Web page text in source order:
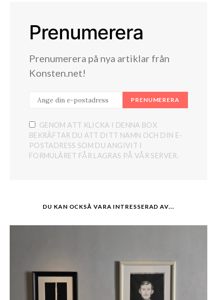
Prenumerera
Prenumerera på nya artiklar från
Konsten.net!
PRENUMERERA
GENOM ATT KLICKA I DENNA BOX
BEKRÄFTAR DU ATT DITT NAMN OCH DIN E-
POSTADRESS SOM DU ANGIVIT I
FORMULÄRET FÅR LAGRAS PÅ VÅR SERVER.
DU KAN OCKSÅ VARA INTRESSERAD AV...